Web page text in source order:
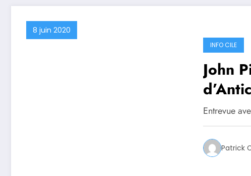
8 juin 2020
INFO CILE
John
Entrevue
Patrick